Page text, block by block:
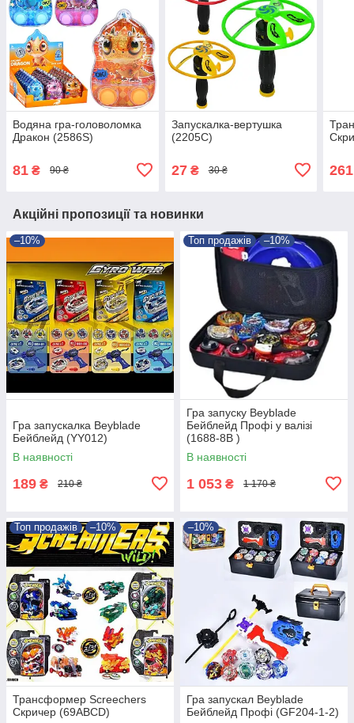
Водяна гра-головоломка
Дракон (2586S)
81 ₴ 90 ₴
Запускалка-вертушка
(2205C)
27₴ 30 ₴ 261
Акційні пропозиції та новинки
–10%
Гра запускалка Beyblade
Бейблейд (YY012)
В наявності
189 ₴ 210 ₴
Топ продажів –10%
Гра запуску Beyblade
Бейблейд Профі у валізі
(1688-8B )
В наявності
1 053 ₴ 1 170 ₴
Топ продажів –10%
Трансформер Screechers
Скричер (69ABCD)
–10%
Гра запускал Beyblade
Бейблейд Профі (GF204-1-2)